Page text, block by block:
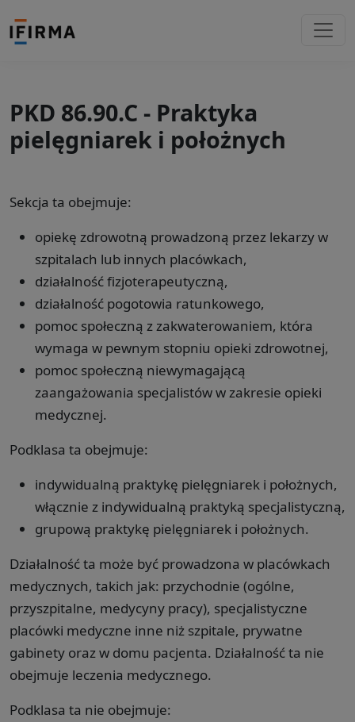
PKD 86.90.C - Praktyka
pielęgniarek i położnych
Sekcja ta obejmuje:
opiekę zdrowotną prowadzoną przez lekarzy w
szpitalach lub innych placówkach,
działalność fizjoterapeutyczną,
działalność pogotowia ratunkowego,
pomoc społeczną z zakwaterowaniem, która
wymaga w pewnym stopniu opieki zdrowotnej,
pomoc społeczną niewymagającą
zaangażowania specjalistów w zakresie opieki
medycznej.
Podklasa ta obejmuje:
indywidualną praktykę pielęgniarek i położnych,
włącznie z indywidualną praktyką specjalistyczną,
grupową praktykę pielęgniarek i położnych.
Działalność ta może być prowadzona w placówkach
medycznych, takich jak: przychodnie (ogólne,
przyszpitalne, medycyny pracy), specjalistyczne
placówki medyczne inne niż szpitale, prywatne
gabinety oraz w domu pacjenta. Działalność ta nie
obejmuje leczenia medycznego.
Podklasa ta nie obejmuje: